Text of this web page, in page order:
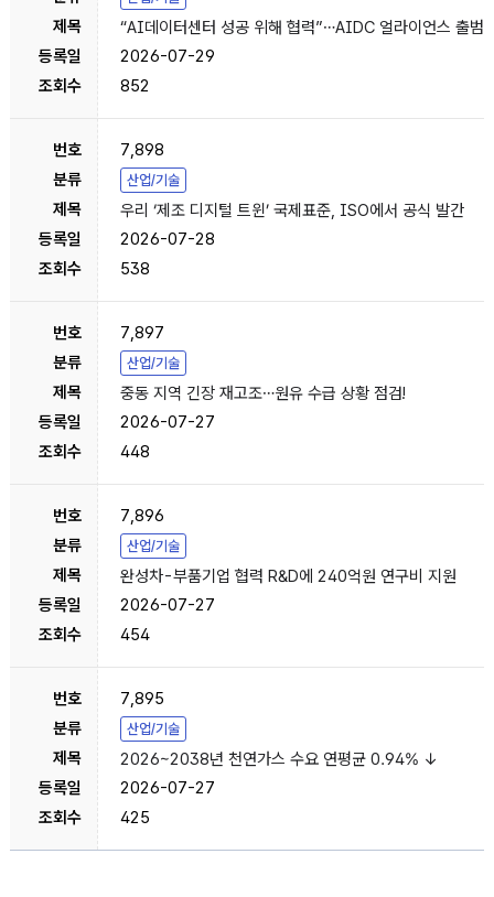
“AI데이터센터 성공 위해 협력”…AIDC 얼라이언스 출범
2026-07-29
852
7,898
산업/기술
우리 ‘제조 디지털 트윈’ 국제표준, ISO에서 공식 발간
2026-07-28
538
7,897
산업/기술
중동 지역 긴장 재고조…원유 수급 상황 점검!
2026-07-27
448
7,896
산업/기술
완성차-부품기업 협력 R&D에 240억원 연구비 지원
2026-07-27
454
7,895
산업/기술
2026~2038년 천연가스 수요 연평균 0.94% ↓
2026-07-27
425